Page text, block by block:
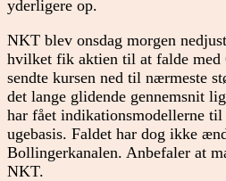
yderligere op.
NKT blev onsdag morgen
hvilket fik aktien til at falde med
sendte kursen ned til nærmeste
det lange glidende gennemsnit
har fået indikationsmodellerne
ugebasis. Faldet har dog ikke
Bollingerkanalen. Anbefaler at
NKT.